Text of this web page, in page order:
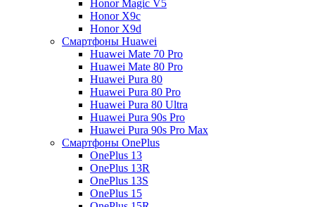
Honor Magic V5
Honor X9c
Honor X9d
Смартфоны Huawei
Huawei Mate 70 Pro
Huawei Mate 80 Pro
Huawei Pura 80
Huawei Pura 80 Pro
Huawei Pura 80 Ultra
Huawei Pura 90s Pro
Huawei Pura 90s Pro Max
Смартфоны OnePlus
OnePlus 13
OnePlus 13R
OnePlus 13S
OnePlus 15